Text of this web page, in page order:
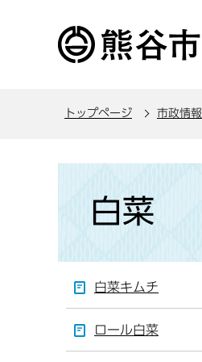
トップページ 市政情報
か
白菜
白菜キムチ
ロール白菜